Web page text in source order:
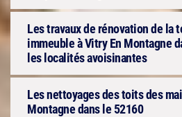
Les travaux de rénovation de la
immeuble à Vitry En Montagne
les localités avoisinantes
Les nettoyages des toits des
Montagne dans le 52160